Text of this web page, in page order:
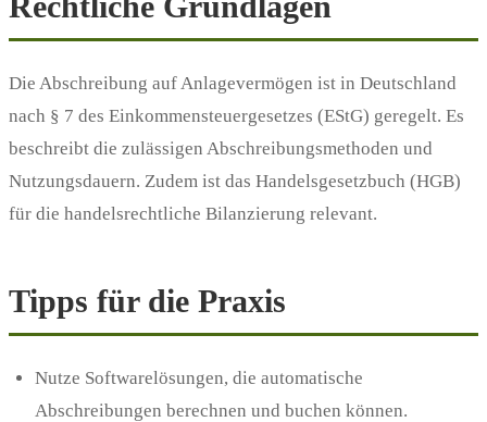
Die Abschreibung auf Anlagevermögen ist in Deutschland
nach § 7 des Einkommensteuergesetzes (EStG) geregelt. Es
beschreibt die zulässigen Abschreibungsmethoden und
Nutzungsdauern. Zudem ist das Handelsgesetzbuch (HGB)
für die handelsrechtliche Bilanzierung relevant.
Tipps für die Praxis
Nutze Softwarelösungen, die automatische
Abschreibungen berechnen und buchen können.